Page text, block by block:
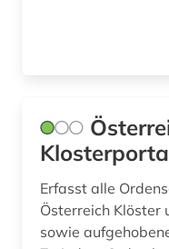
beschaffung (1)
Erfasst alle
Österreich Klöster
sowie